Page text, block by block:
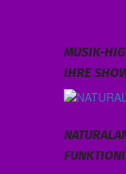
MUSIK-
IHRE